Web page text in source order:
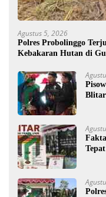
Agustus 5, 2026
Polres Probolinggo
Kebakaran Hutan di
Blitar